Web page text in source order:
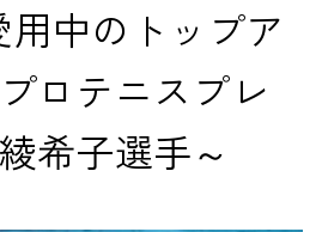
用中のトップア
ロテニスプレ
希子選手～